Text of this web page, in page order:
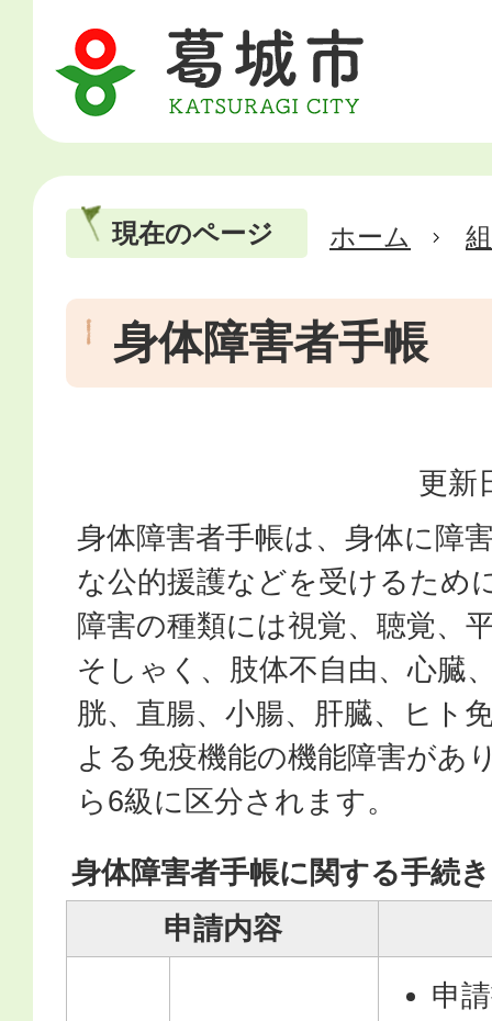
現在のページ ホーム
身体障害者手帳
更新
身体障害者手帳は、身体に障
な公的援護などを受けるため
障害の種類には視覚、聴覚、
そしゃく、肢体不自由、心臓
胱、直腸、小腸、肝臓、ヒト
よる免疫機能の機能障害があ
ら6級に区分されます。
身体障害者手帳に関する手続
申請内容
申